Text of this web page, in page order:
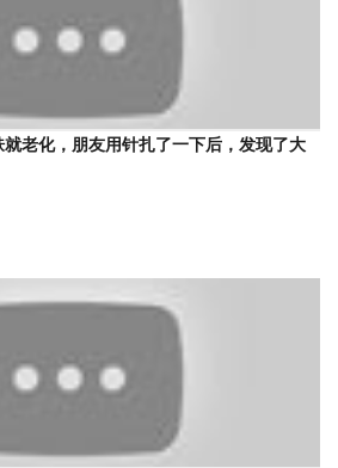
就老化，朋友用针扎了一下后，发现了大